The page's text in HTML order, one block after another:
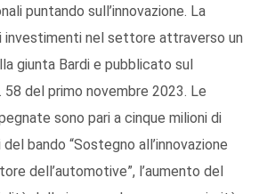
puntando sull’innovazione. La
investimenti nel settore attraverso un
giunta Bardi e pubblicato sul
del primo novembre 2023. Le
sono pari a cinque milioni di
bando “Sostegno all’innovazione
dell’automotive”, l’aumento del